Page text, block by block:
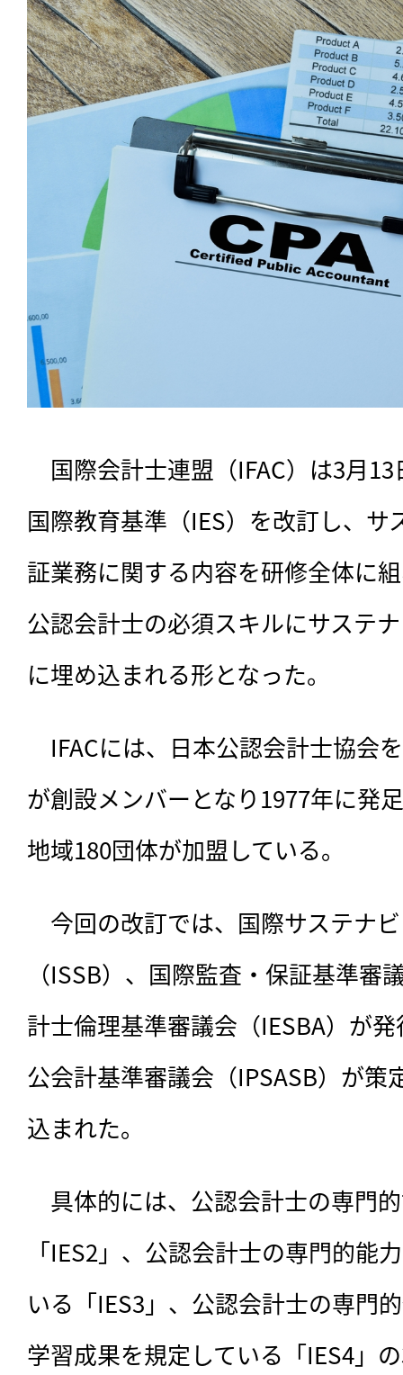
国際会計士連盟（IFAC）は3月
国際教育基準（IES）を改訂し、サ
証業務に関する内容を研修全体に
公認会計士の必須スキルにサステ
に埋め込まれる形となった。
IFACには、日本公認会計士協会
が創設メンバーとなり1977年に発
地域180団体が加盟している。
今回の改訂では、 国際サステナ
（ISSB）、国際監査・保証基準審
計士倫理基準審議会（IESBA）が
公会計基準審議会（IPSASB）が策
込まれた。
具体的には、公認会計士の専門
「IES2」、公認会計士の専門的能
いる「IES3」、公認会計士の専門
学習成果を規定している「IES4」